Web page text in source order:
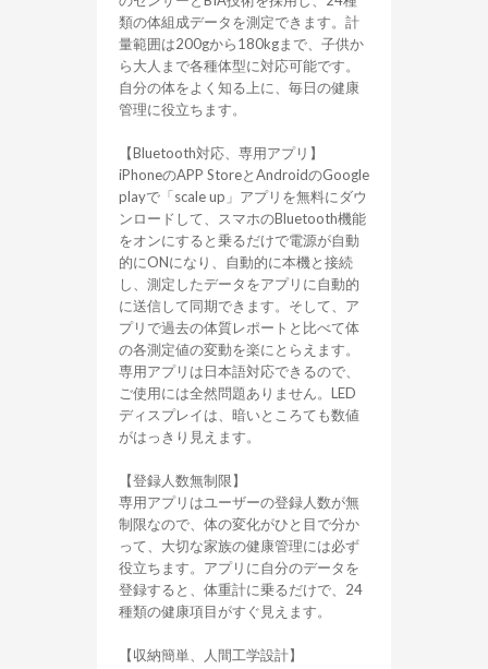
類の体組成データを測定できます。計
量範囲は200gから180kgまで、子供か
ら大人まで各種体型に対応可能です。
自分の体をよく知る上に、毎日の健康
管理に役立ちます。
【Bluetooth対応、専用アプリ】
iPhoneのAPP StoreとAndroidのGoogle
playで「scale up」アプリを無料にダウ
ンロードして、スマホのBluetooth機能
をオンにすると乗るだけで電源が自動
的にONになり、自動的に本機と接続
し、測定したデータをアプリに自動的
に送信して同期できます。そして、ア
プリで過去の体質レポートと比べて体
の各測定値の変動を楽にとらえます。
専用アプリは日本語対応できるので、
ご使用には全然問題ありません。LED
ディスプレイは、暗いところても数値
がはっきり見えます。
【登録人数無制限】
専用アプリはユーザーの登録人数が無
制限なので、体の変化がひと目で分か
って、大切な家族の健康管理には必ず
役立ちます。アプリに自分のデータを
登録すると、体重計に乗るだけで、24
種類の健康項目がすぐ見えます。
【収納簡単、人間工学設計】